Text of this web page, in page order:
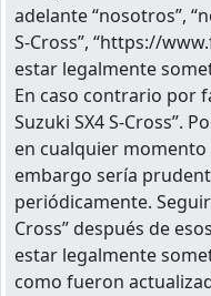
adelante “nosotros”,
S-Cross”, “https://
estar legalmente
En caso contrario por
Suzuki SX4 S-Cross”.
en cualquier
embargo sería
periódicamente.
Cross” después de
estar legalmente
como fueron